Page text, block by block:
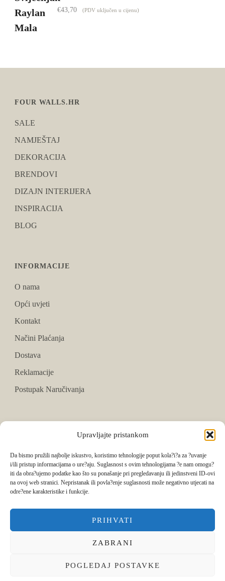
Upravljajte pristankom
Da bismo pružili najbolje iskustvo, koristimo tehnologije poput kola?i?a za ?uvanje
i/ili pristup informacijama o ure?aju. Suglasnost s ovim tehnologijama ?e nam omogu?
iti da obra?ujemo podatke kao što su ponašanje pri pregledavanju ili jedinstveni ID-ovi
na ovoj web stranici. Nepristanak ili povla?enje suglasnosti može negativno utjecati na
odre?ene karakteristike i funkcije.
PRIHVATI
ZABRANI
POGLEDAJ POSTAVKE
€43,70 (PDV uključen u cijenu)
FOUR WALLS.HR
SALE
NAMJEŠTAJ
DEKORACIJA
BRENDOVI
DIZAJN INTERIJERA
INSPIRACIJA
BLOG
INFORMACIJE
O nama
Opći uvjeti
Kontakt
Načini Plaćanja
Dostava
Reklamacije
Postupak Naručivanja
Instagram
Tik Tok